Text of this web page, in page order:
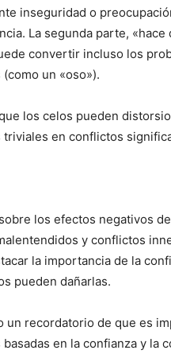
inseguridad o
La segunda parte, «hace
convertir incluso los
un «oso»).
los celos pueden
en conflictos
los efectos negativos
y conflictos
la importancia de la
pueden dañarlas.
un recordatorio de que es
en la confianza y la